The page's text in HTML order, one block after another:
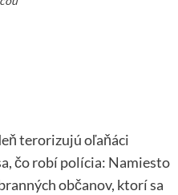
terorizujú oľaňáci
čo robí polícia: Namiesto
občanov, ktorí sa